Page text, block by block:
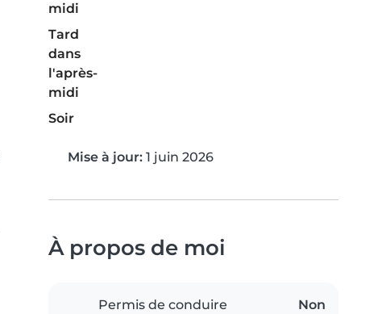
midi
Tard
dans
l'après-
midi
Soir
Mise à jour: 1 juin 2026
À propos de moi
Permis de conduire Non